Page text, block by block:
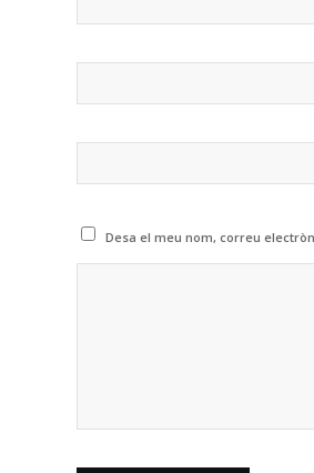
Desa el meu nom, correu